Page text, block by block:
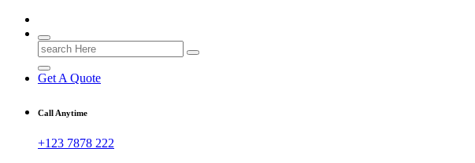
Search
for:
Get A Quote
Call Anytime
+123 7878 222